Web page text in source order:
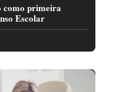
como primeira
Escolar